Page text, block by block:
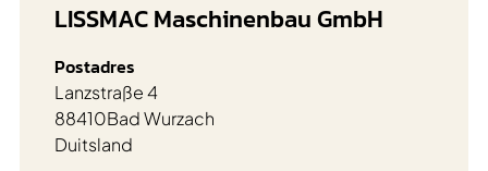
LISSMAC Maschinenbau GmbH
Postadres
Lanzstraße 4
88410Bad Wurzach
Duitsland